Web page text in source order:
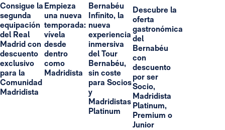
Consigue la
segunda
equipación
del Real
Madrid con
descuento
exclusivo
para la
Comunidad
Madridista
Empieza
una nueva
temporada:
vívela
desde
dentro
como
Madridista
Bernabéu
Infinito, la
nueva
experiencia
inmersiva
del Tour
Bernabéu,
sin coste
para Socios
y
Madridistas
Platinum
Descubre la
oferta
gastronómica
del
Bernabéu
con
descuento
por ser
Socio,
Madridista
Platinum,
Premium o
Junior